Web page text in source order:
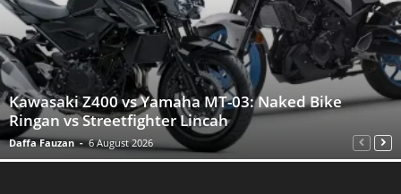
Kawasaki Z400 vs Yamaha MT-03: Naked Bike
Ringan vs Streetfighter Lincah
Daffa Fauzan - 6 August 2026